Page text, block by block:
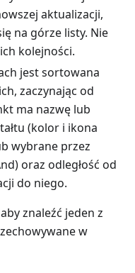
aktualizacji,
na górze listy. Nie
kolejności.
jest sortowana
zaczynając od
ma nazwę lub
(kolor i ikona
wybrane przez
oraz odległość od
do niego.
znaleźć jeden z
w